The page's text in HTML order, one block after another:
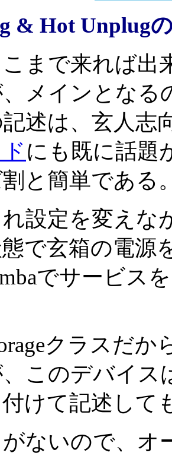
& Hot Unplug
まで来れば出
メインとなる
述は、玄人志
にも既に話題
と簡単である
設定を変えな
で玄箱の電源
でサービス
クラスだ
このデバイス
けて記述して
がないので、